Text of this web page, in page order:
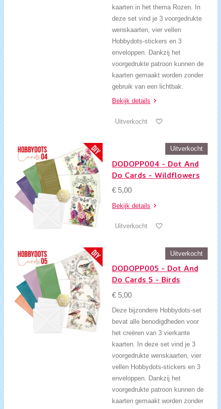
kaarten in het thema Rozen. In
deze set vind je 3 voorgedrukte
wenskaarten, vier vellen
Hobbydots-stickers en 3
enveloppen. Dankzij het
voorgedrukte patroon kunnen de
kaarten gemaakt worden zonder
gebruik van een lichtbak.
Bekijk details
Uitverkocht
Uitverkocht
DODOPP004 - Dot And
Do Cards - Wildflowers
€ 5,00
Bekijk details
Uitverkocht
Uitverkocht
DODOPP005 - Dot And
Do Cards 5 - Birds
€ 5,00
Deze bijzondere Hobbydots-set
bevat alle benodigdheden voor
het creëren van 3 vierkante
kaarten. In deze set vind je 3
voorgedrukte wenskaarten, vier
vellen Hobbydots-stickers en 3
enveloppen. Dankzij het
voorgedrukte patroon kunnen de
kaarten gemaakt worden zonder